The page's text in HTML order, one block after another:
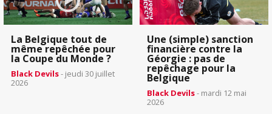
La Belgique tout de
même repêchée pour
la Coupe du Monde ?
Black Devils- jeudi 30 juillet
2026
Une (simple) sanction
financière contre la
Géorgie : pas de
repêchage pour la
Belgique
Black Devils- mardi 12 mai
2026